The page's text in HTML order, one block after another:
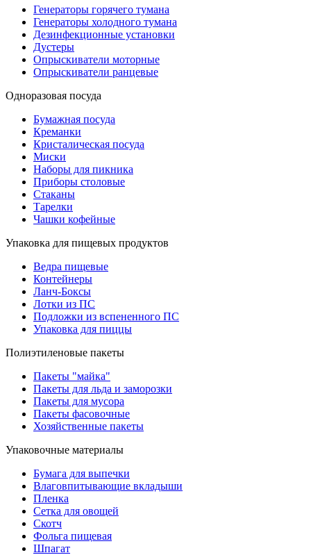
Генераторы горячего тумана
Генераторы холодного тумана
Дезинфекционные установки
Дустеры
Опрыскиватели моторные
Опрыскиватели ранцевые
Одноразовая посуда
Бумажная посуда
Креманки
Кристалическая посуда
Миски
Наборы для пикника
Приборы столовые
Стаканы
Тарелки
Чашки кофейные
Упаковка для пищевых продуктов
Ведра пищевые
Контейнеры
Ланч-Боксы
Лотки из ПС
Подложки из вспененного ПС
Упаковка для пиццы
Полиэтиленовые пакеты
Пакеты "майка"
Пакеты для льда и заморозки
Пакеты для мусора
Пакеты фасовочные
Хозяйственные пакеты
Упаковочные материалы
Бумага для выпечки
Влаговпитывающие вкладыши
Пленка
Сетка для овощей
Скотч
Фольга пищевая
Шпагат